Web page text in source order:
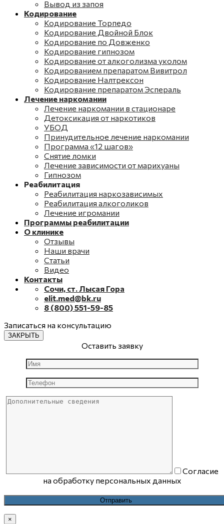
Вывод из запоя
Кодирование
Кодирование Торпедо
Кодирование Двойной Блок
Кодирование по Довженко
Кодирование гипнозом
Кодирование от алкоголизма уколом
Кодированием препаратом Вивитрол
Кодирование Налтрексон
Кодирование препаратом Эспераль
Лечение наркомании
Лечение наркомании в стационаре
Детоксикация от наркотиков
УБОД
Принудительное лечение наркомании
Программа «12 шагов»
Снятие ломки
Лечение зависимости от марихуаны
Гипнозом
Реабилитация
Реабилитация наркозависимых
Реабилитация алкоголиков
Лечение игромании
Программы реабилитации
О клинике
Отзывы
Наши врачи
Статьи
Видео
Контакты
Сочи, ст. Лысая Гора
elit.med@bk.ru
8 (800) 551-59-85
Записаться на консультацию
ЗАКРЫТЬ
Оставить заявку
Согласие
на обработку персональных данных
×